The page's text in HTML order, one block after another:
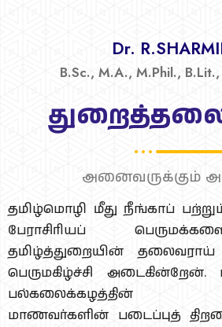
Dr.
B.Sc., M.A., M.Phil., B.Lit.,
அனைவருக்கும்
தமிழ்மொழி மீது நீங்காப்
பேராசிரியப்
தமிழ்த்துறையின்
பெருமகிழ்ச்சி அடைகின்றேன்.
பல்கலைக்கழத்தின்
மாணவர்களின் படைப்புத்